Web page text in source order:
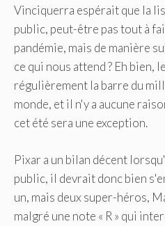
Vinciquerra espérait que la
public, peut-être pas tout à
pandémie, mais de manière
ce qui nous attend ? Eh bien,
régulièrement la barre du
monde, et il n'y a aucune
cet été sera une exception.
Pixar a un bilan décent
public, il devrait donc bien
un, mais deux super-héros,
malgré une note « R » qui